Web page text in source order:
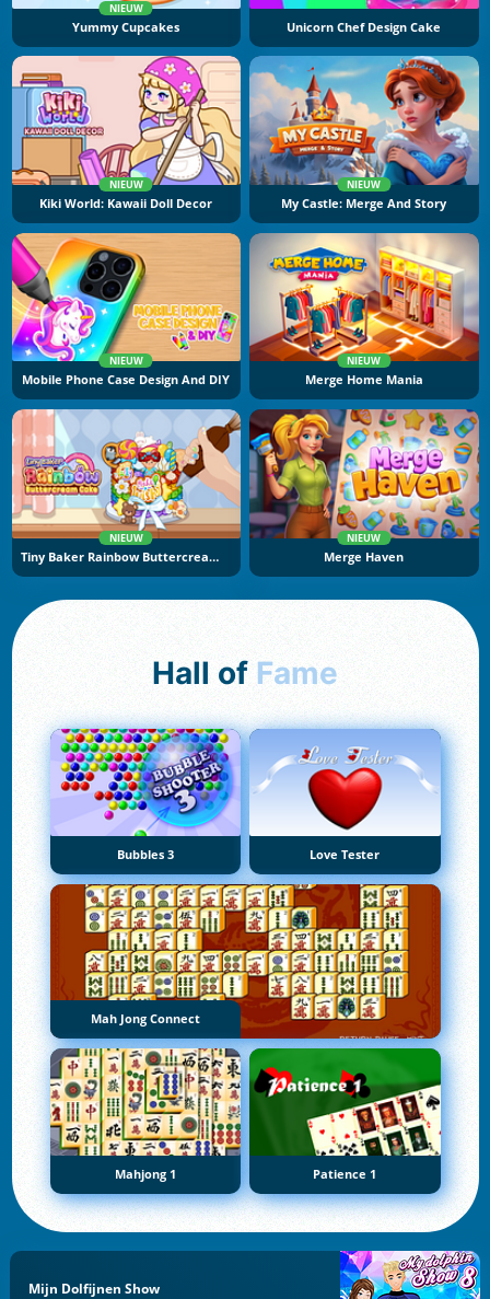
NIEUW
Yummy Cupcakes Unicorn Chef Design Cake
NIEUW
Kiki World: Kawaii Doll Decor
NIEUW
My Castle: Merge And Story
NIEUW
Mobile Phone Case Design And DIY
NIEUW
Merge Home Mania
NIEUW
Tiny Baker Rainbow Buttercream Cake
NIEUW
Merge Haven
Hall of Fame
Bubbles 3 Love Tester
Mah Jong Connect
Mahjong 1 Patience 1
Mijn Dolfijnen Show